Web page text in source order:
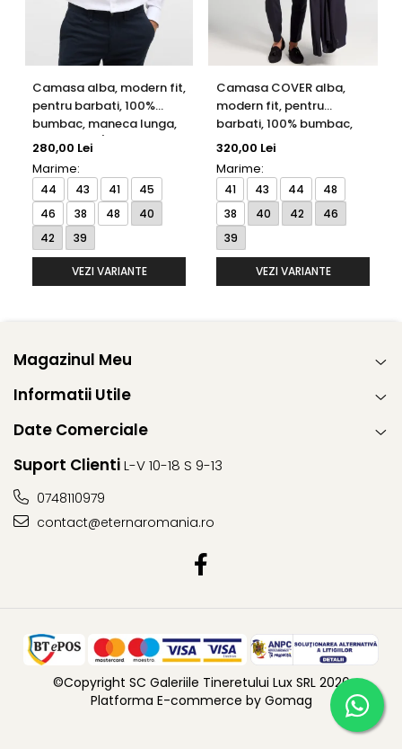
Camasa alba, modern fit,
pentru barbati, 100%
bumbac, maneca lunga,
model 1100/00 X18K
Eterna
280,00 Lei
Marime:
44 43 41
45
46
38 48
40
42
39
VEZI VARIANTE
Camasa COVER alba,
modern fit, pentru
barbati, 100% bumbac,
maneca lunga, model
8817/00 X18K Eterna
320,00 Lei
Marime:
41 43 44
48
38
40 42
46
39
VEZI VARIANTE
Magazinul Meu
Informatii Utile
Date Comerciale
Suport ClientiL-V 10-18 S 9-13
0748110979
contact@eternaromania.ro
©Copyright SC Galeriile Tineretului Lux SRL 2026
Platforma E-commerce by Gomag